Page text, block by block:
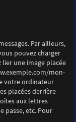
Par ailleurs,
pouvez charger
une image placée
mon-
votre ordinateur
placées derrière
aux lettres
passe, etc. Pour